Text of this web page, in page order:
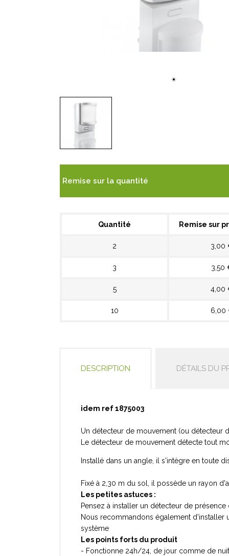
Remise sur la quantité
Quantité Remise sur
2 3,00
3 3,50
5 4,00
10 6,00
DESCRIPTION DÉTAILS DU
idem ref 1875003
Un détecteur de mouvement (ou détecteur
Le détecteur de mouvement détecte tout
Installé dans un angle, il s'intègre en toute
Fixé à 2,30 m du sol, il possède un rayon
Les petites astuces :
Pensez à installer un détecteur de
Nous recommandons également
système
Les points forts du produit
- Fonctionne 24h/24, de jour comme de